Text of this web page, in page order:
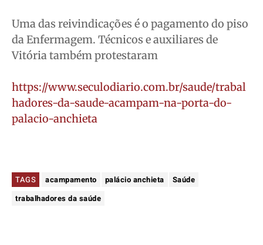
Uma das reivindicações é o pagamento do piso
da Enfermagem. Técnicos e auxiliares de
Vitória também protestaram
https://www.seculodiario.com.br/saude/trabal
hadores-da-saude-acampam-na-porta-do-
palacio-anchieta
TAGS acampamento palácio anchieta
Saúde
trabalhadores da saúde